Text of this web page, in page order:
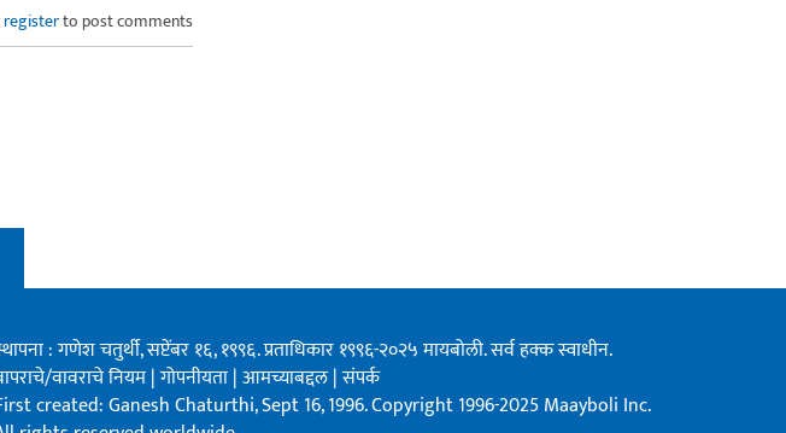
registerto post comments
: गणेश चतुर्थी, सप्टेंबर १६, १९९६. प्रताधिकार १९९६-२०२५ मायबोली. सर्व हक्क स्वाधीन.
वावराचे नियम|गोपनीयता|आमच्याबद्दल|संपर्क
created: Ganesh Chaturthi, Sept 16, 1996. Copyright 1996-2025 Maayboli Inc.